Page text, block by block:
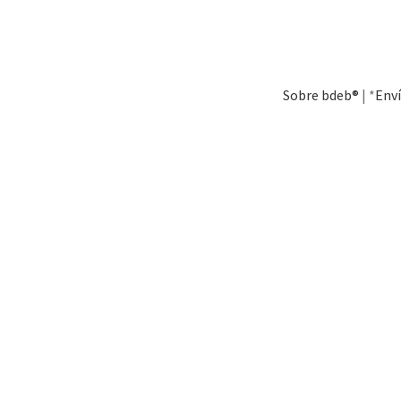
Sobre bdeb® | *